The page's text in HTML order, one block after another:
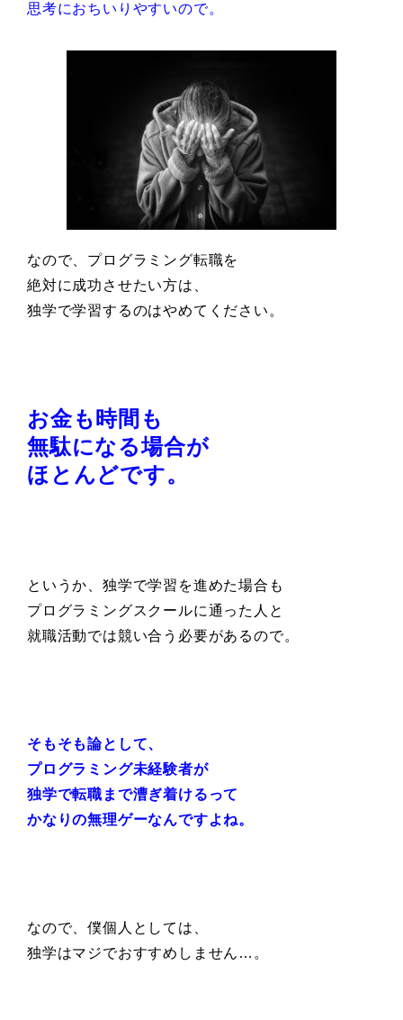
思考におちいりやすいので。
なので、プログラミング転職を
絶対に成功させたい方は、
独学で学習するのはやめてください。
お金も時間も
無駄になる場合が
ほとんどです。
というか、独学で学習を進めた場合も
プログラミングスクールに通った人と
就職活動では競い合う必要があるので。
そもそも論として、
プログラミング未経験者が
独学で転職まで漕ぎ着けるって
かなりの無理ゲーなんですよね。
なので、僕個人としては、
独学はマジでおすすめしません…。